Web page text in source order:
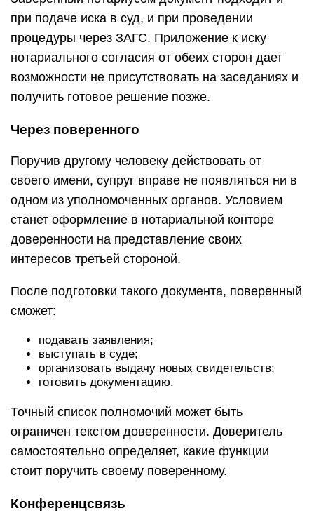
при подаче иска в суд, и при проведении
процедуры через ЗАГС. Приложение к иску
нотариального согласия от обеих сторон дает
возможности не присутствовать на заседаниях и
получить готовое решение позже.
Через поверенного
Поручив другому человеку действовать от
своего имени, супруг вправе не появляться ни в
одном из уполномоченных органов. Условием
станет оформление в нотариальной конторе
доверенности на представление своих
интересов третьей стороной.
После подготовки такого документа, поверенный
сможет:
подавать заявления;
выступать в суде;
организовать выдачу новых свидетельств;
готовить документацию.
Точный список полномочий может быть
ограничен текстом доверенности. Доверитель
самостоятельно определяет, какие функции
стоит поручить своему поверенному.
Конференцсвязь